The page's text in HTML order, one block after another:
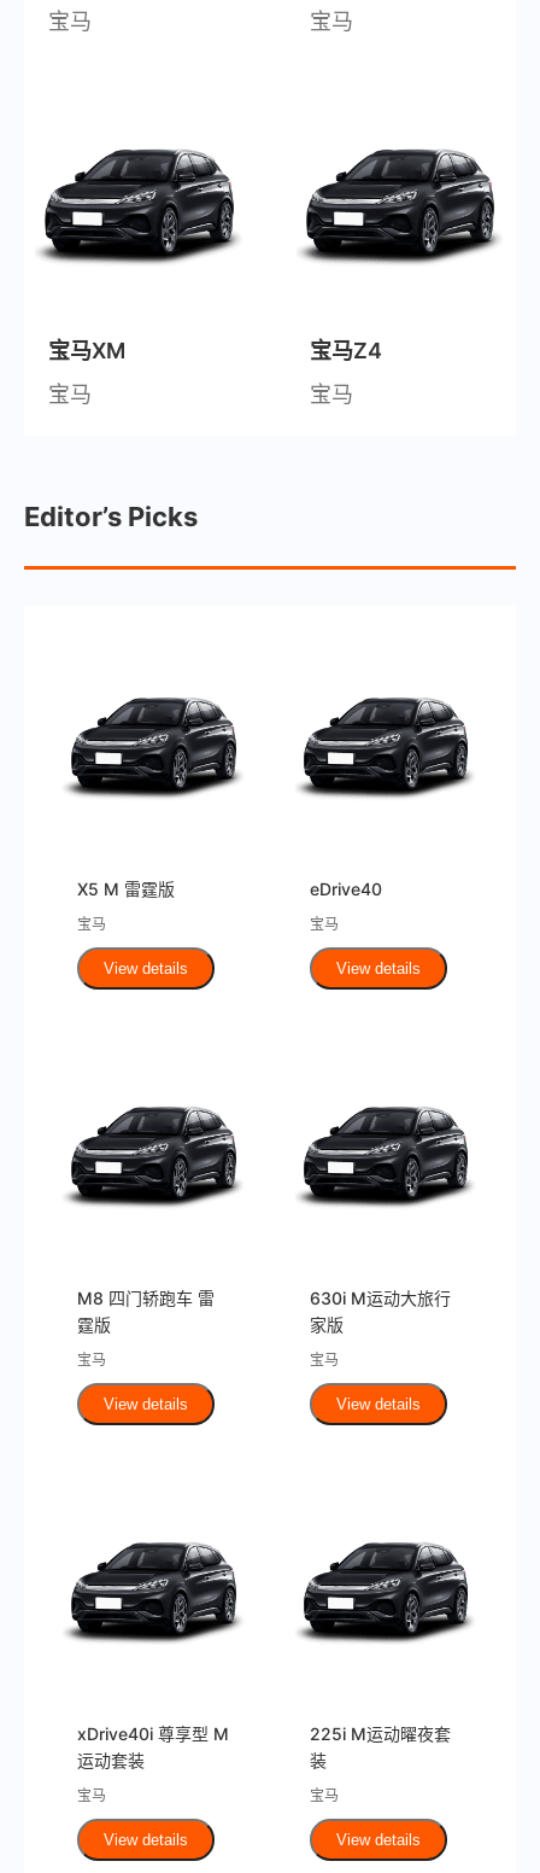
宝马 宝马
宝马XM
宝马
宝马Z4
宝马
Editor’s Picks
X5 M 雷霆版
宝马
View details
eDrive40
宝马
View details
M8 四门轿跑车 雷
霆版
宝马
View details
630i M运动大旅行
家版
宝马
View details
xDrive40i 尊享型 M
运动套装
宝马
View details
225i M运动曜夜套
装
宝马
View details